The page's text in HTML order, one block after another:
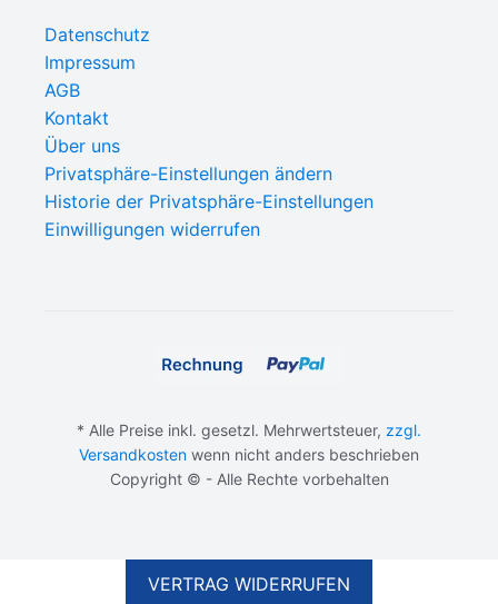
Datenschutz
Impressum
AGB
Kontakt
Über uns
Privatsphäre-Einstellungen ändern
Historie der Privatsphäre-Einstellungen
Einwilligungen widerrufen
* Alle Preise inkl. gesetzl. Mehrwertsteuer, zzgl.
Versandkosten wenn nicht anders beschrieben
Copyright © - Alle Rechte vorbehalten
CHF3.90 IN DEN WARENKORB
VERTRAG WIDERRUFEN